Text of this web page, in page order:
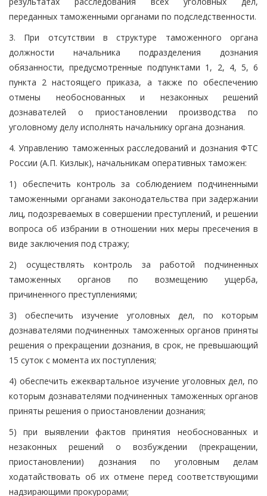
переданных таможенными органами по подследственности.
3. При отсутствии в структуре таможенного органа
должности начальника подразделения дознания
обязанности, предусмотренные подпунктами 1, 2, 4, 5, 6
пункта 2 настоящего приказа, а также по обеспечению
отмены необоснованных и незаконных решений
дознавателей о приостановлении производства по
уголовному делу исполнять начальнику органа дознания.
4. Управлению таможенных расследований и дознания ФТС
России (А.П. Кизлык), начальникам оперативных таможен:
1) обеспечить контроль за соблюдением подчиненными
таможенными органами законодательства при задержании
лиц, подозреваемых в совершении преступлений, и решении
вопроса об избрании в отношении них меры пресечения в
виде заключения под стражу;
2) осуществлять контроль за работой подчиненных
таможенных органов по возмещению ущерба,
причиненного преступлениями;
3) обеспечить изучение уголовных дел, по которым
дознавателями подчиненных таможенных органов приняты
решения о прекращении дознания, в срок, не превышающий
15 суток с момента их поступления;
4) обеспечить ежеквартальное изучение уголовных дел, по
которым дознавателями подчиненных таможенных органов
приняты решения о приостановлении дознания;
5) при выявлении фактов принятия необоснованных и
незаконных решений о возбуждении (прекращении,
приостановлении) дознания по уголовным делам
ходатайствовать об их отмене перед соответствующими
надзирающими прокурорами;